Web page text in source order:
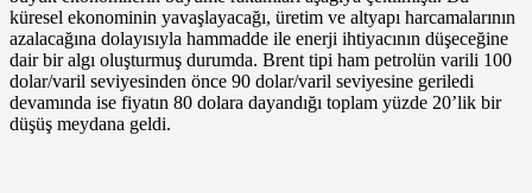
küresel ekonominin yavaşlayacağı, üretim ve altyapı harcamalarının
azalacağına dolayısıyla hammadde ile enerji ihtiyacının düşeceğine
dair bir algı oluşturmuş durumda. Brent tipi ham petrolün varili 100
dolar/varil seviyesinden önce 90 dolar/varil seviyesine geriledi
devamında ise fiyatın 80 dolara dayandığı toplam yüzde 20’lik bir
düşüş meydana geldi.